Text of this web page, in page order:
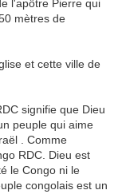
l'apôtre Pierre qui
mètres de
et cette ville de
signifie que Dieu
peuple qui aime
. Comme
RDC. Dieu est
le Congo ni le
congolais est un